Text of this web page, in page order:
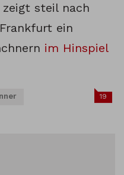
steil nach
ein
im Hinspiel
19